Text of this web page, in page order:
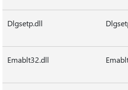
Dlgsetp.dll
Emablt32.dll